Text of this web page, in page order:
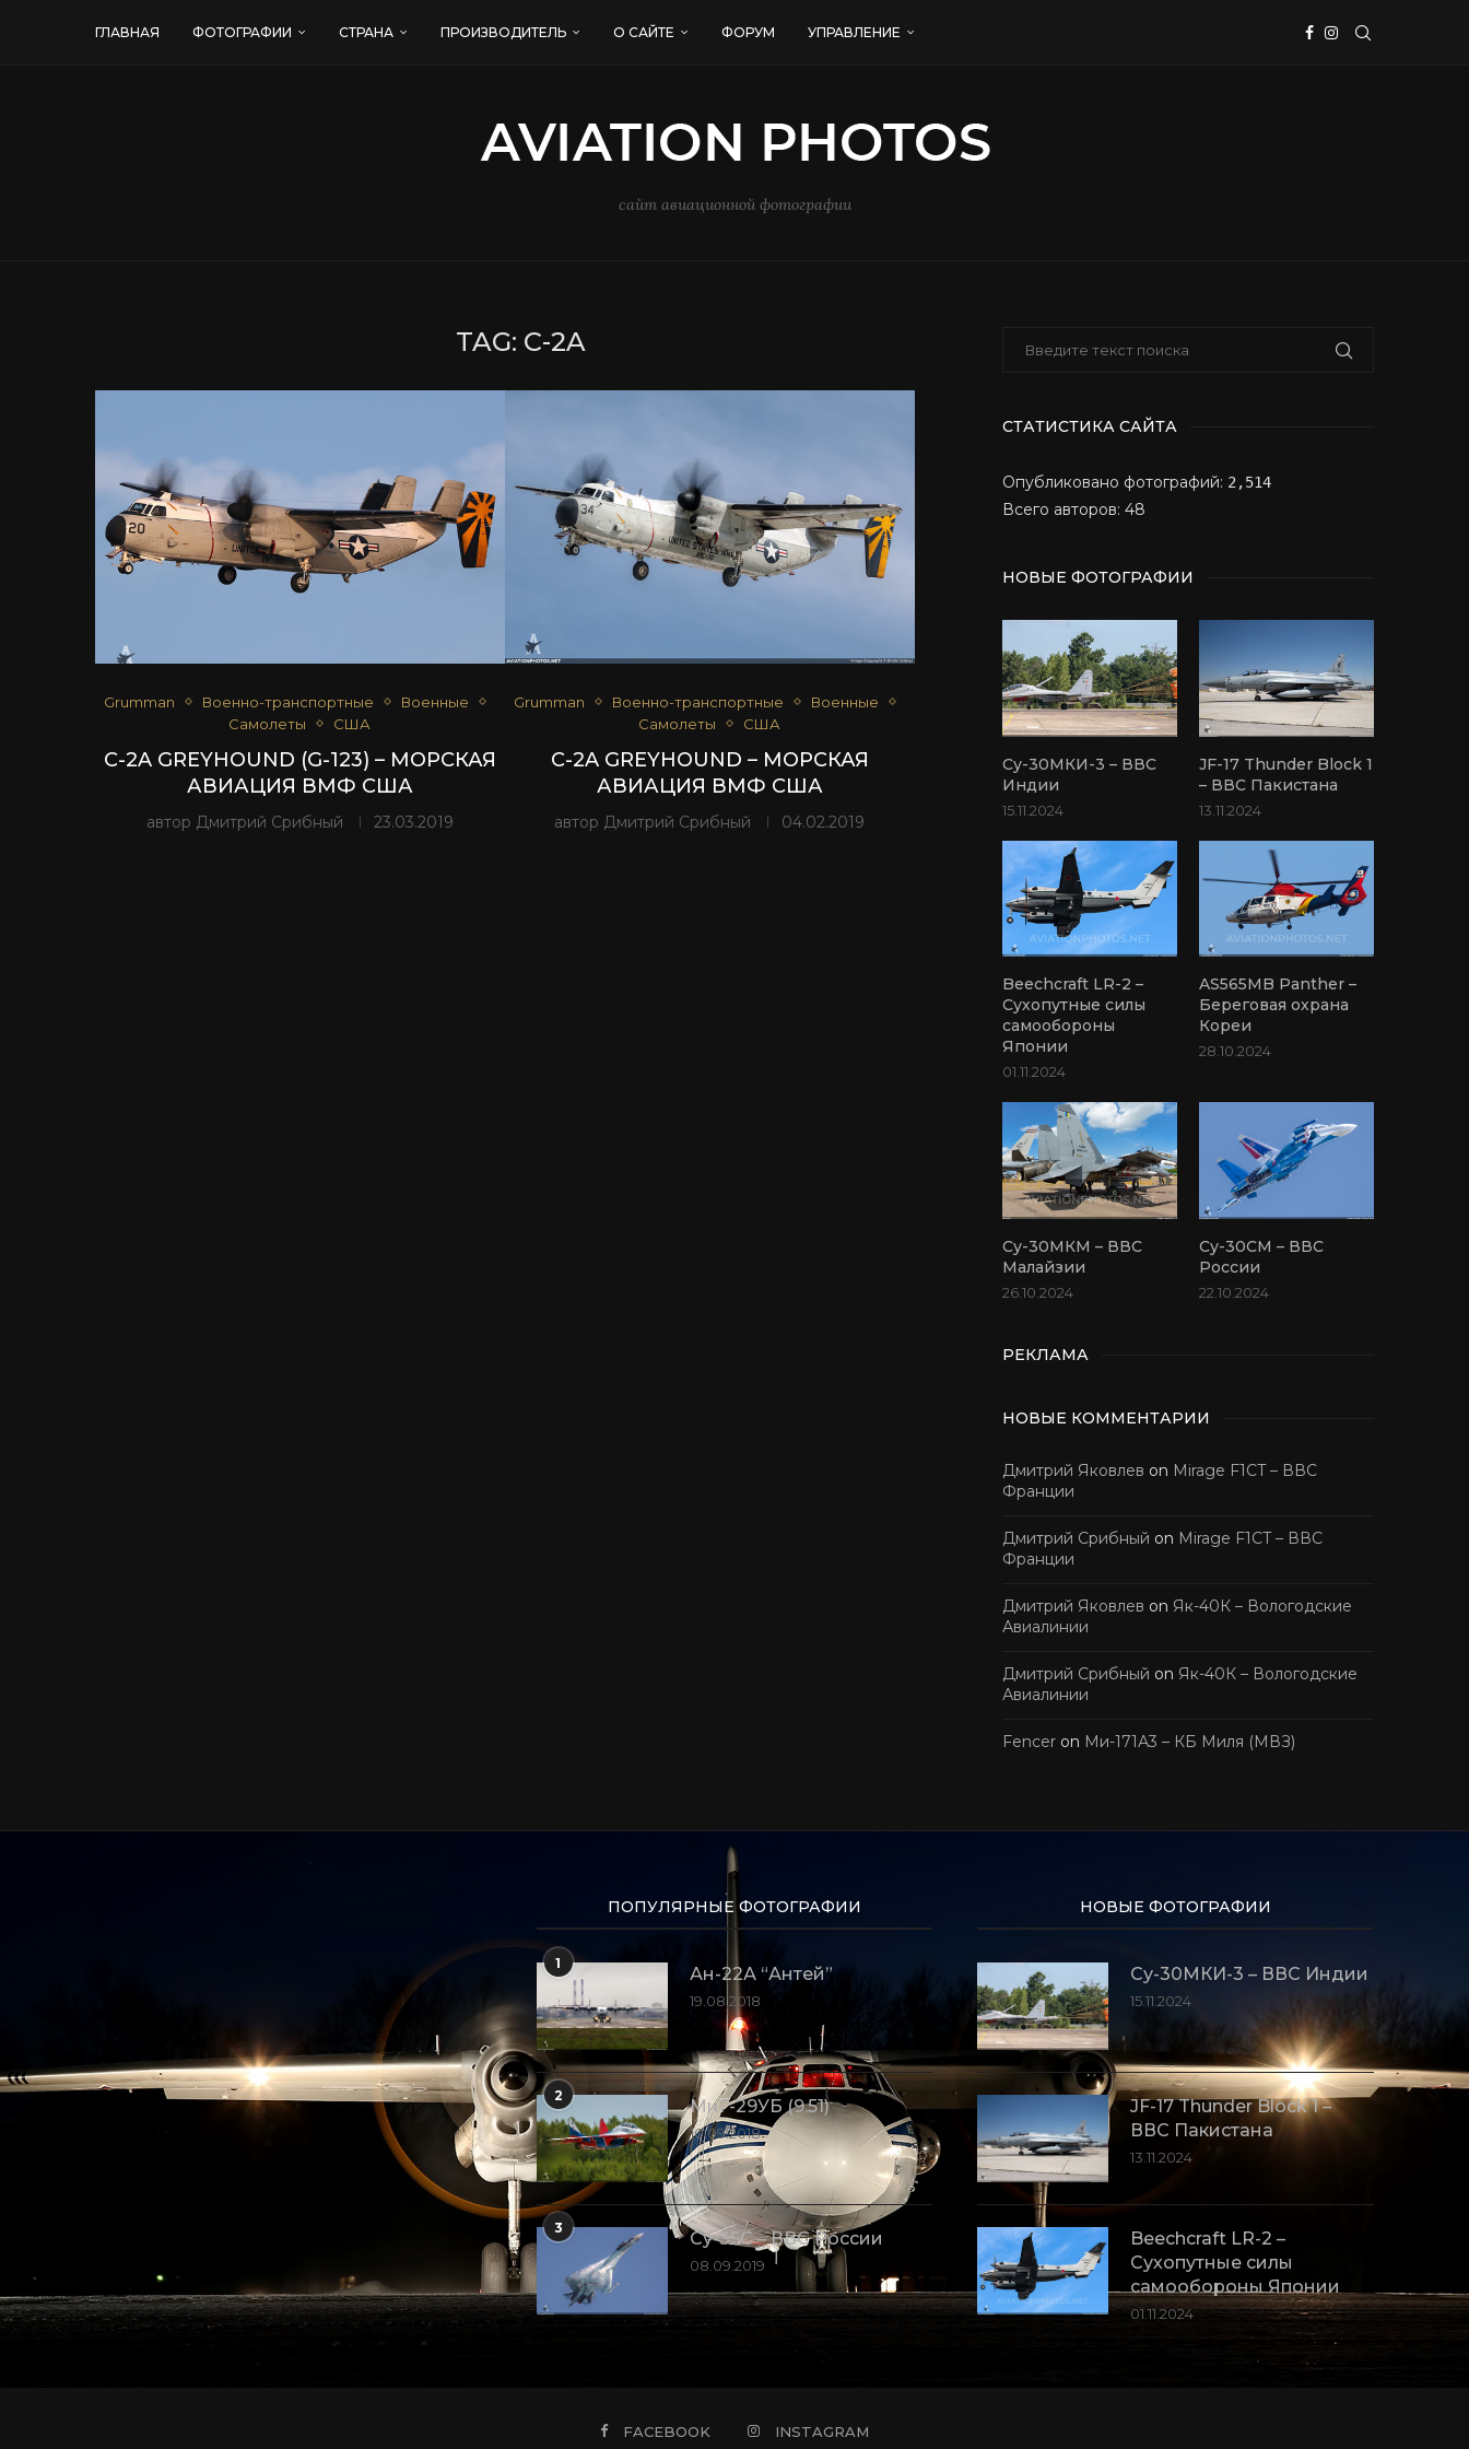
ГЛАВНАЯ ФОТОГРАФИИ СТРАНА ПРОИЗВОДИТЕЛЬ О САЙТЕ ФОРУМ УПРАВЛЕНИЕ
сайт авиационной фотографии
TAG: C-2A
Grumman Военно-транспортные
Военные
Самолеты
США
C-2A GREYHOUND (G-123) – МОРСКАЯ
АВИАЦИЯ ВМФ США
автор Дмитрий Срибный 23.03.2019
Grumman Военно-транспортные
Военные
Самолеты
США
C-2A GREYHOUND – МОРСКАЯ
АВИАЦИЯ ВМФ США
автор Дмитрий Срибный 04.02.2019
СТАТИСТИКА САЙТА
Опубликовано фотографий: 2,514
Всего авторов: 48
НОВЫЕ ФОТОГРАФИИ
Су-30МКИ-3 – ВВС
Индии
15.11.2024
JF-17 Thunder Block 1
– ВВС Пакистана
13.11.2024
Beechcraft LR-2 –
Сухопутные силы
самообороны
Японии
01.11.2024
AS565MB Panther –
Береговая охрана
Кореи
28.10.2024
Су-30МКМ – ВВС
Малайзии
26.10.2024
Су-30СМ – ВВС
России
22.10.2024
РЕКЛАМА
НОВЫЕ КОММЕНТАРИИ
Дмитрий Яковлев on Mirage F1CT – ВВС
Франции
Дмитрий Срибный on Mirage F1CT – ВВС
Франции
Дмитрий Яковлев on Як-40К – Вологодские
Авиалинии
Дмитрий Срибный on Як-40К – Вологодские
Авиалинии
Fencer on Ми-171А3 – КБ Миля (МВЗ)
ПОПУЛЯРНЫЕ ФОТОГРАФИИ
1
Ан-22А “Антей”
19.08.2018
2
МиГ-29УБ (9.51)
10.09.2018
3
Су-35С – ВВС России
08.09.2019
НОВЫЕ ФОТОГРАФИИ
Су-30МКИ-3 – ВВС Индии
15.11.2024
JF-17 Thunder Block 1 –
ВВС Пакистана
13.11.2024
Beechcraft LR-2 –
Сухопутные силы
самообороны Японии
01.11.2024
FACEBOOK INSTAGRAM